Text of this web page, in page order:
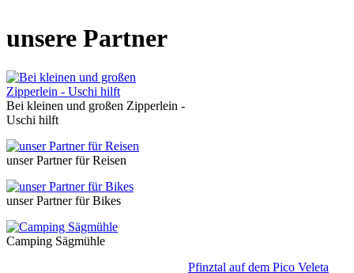
unsere Partner
Bei kleinen und großen Zipperlein -
Uschi hilft
unser Partner für Reisen
unser Partner für Bikes
Camping Sägmühle
Pfinztal auf dem Pico Veleta